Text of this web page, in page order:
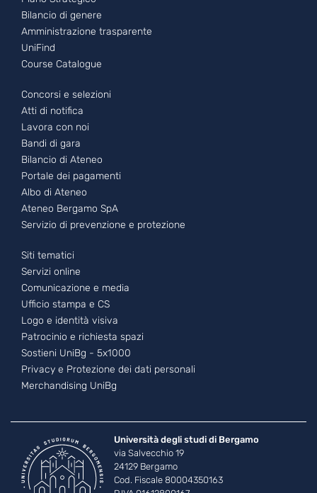
Bilancio di genere
Amministrazione trasparente
UniFind
Course Catalogue
Footer - 2
Concorsi e selezioni
Atti di notifica
Lavora con noi
Bandi di gara
Bilancio di Ateneo
Portale dei pagamenti
Albo di Ateneo
Ateneo Bergamo SpA
Servizio di prevenzione e protezione
Footer - 3
Siti tematici
Servizi online
Comunicazione e media
Ufficio stampa e CS
Logo e identità visiva
Patrocinio e richiesta spazi
Sostieni UniBg - 5x1000
Privacy e Protezione dei dati personali
Merchandising UniBg
Università degli studi di Bergamo
via Salvecchio 19
24129 Bergamo
Cod. Fiscale 80004350163